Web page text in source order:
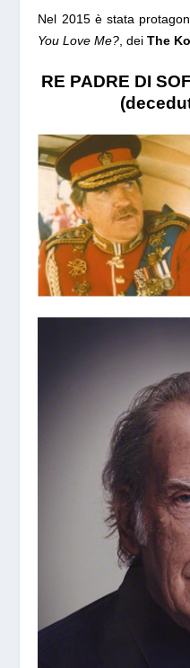
Nel 2015 è stata
You Love Me? , deiThe
RE PADRE DI